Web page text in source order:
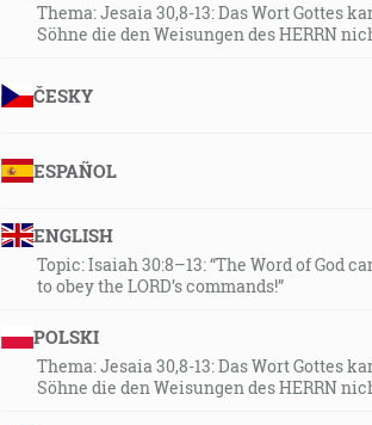
Thema: Jesaia 30,8-13: Das Wort Gottes
Söhne die den Weisungen des HERRN
ČESKY
ESPAÑOL
ENGLISH
Topic: Isaiah 30:8–13: “The Word of God
to obey the LORD’s commands!”
POLSKI
Thema: Jesaia 30,8-13: Das Wort Gottes
Söhne die den Weisungen des HERRN